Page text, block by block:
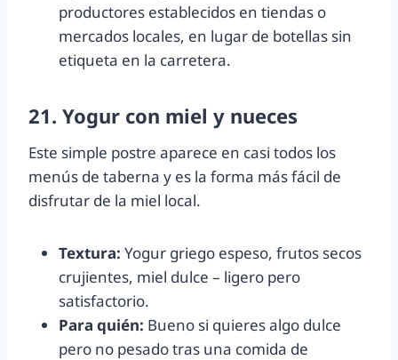
productores establecidos en tiendas o
mercados locales, en lugar de botellas sin
etiqueta en la carretera.
21. Yogur con miel y nueces
Este simple postre aparece en casi todos los
menús de taberna y es la forma más fácil de
disfrutar de la miel local.
Textura: Yogur griego espeso, frutos secos
crujientes, miel dulce – ligero pero
satisfactorio.
Para quién: Bueno si quieres algo dulce
pero no pesado tras una comida de